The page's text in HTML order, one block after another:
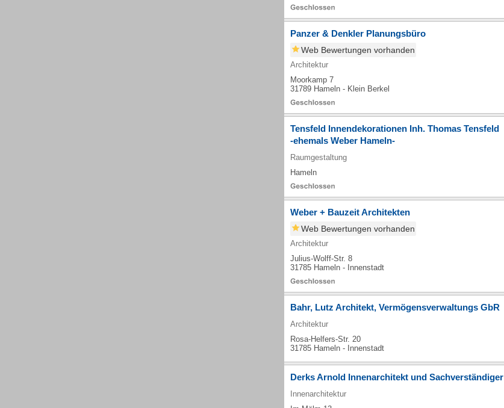
Panzer & Denkler Planungsbüro
Web Bewertungen vorhanden
Architektur
Moorkamp 7
31789 Hameln - Klein Berkel
Tensfeld Innendekorationen Inh. Thomas Tensfeld
-ehemals Weber Hameln-
Raumgestaltung
Hameln
Weber + Bauzeit Architekten
Web Bewertungen vorhanden
Architektur
Julius-Wolff-Str. 8
31785 Hameln - Innenstadt
Bahr, Lutz Architekt, Vermögensverwaltungs GbR
Architektur
Rosa-Helfers-Str. 20
31785 Hameln - Innenstadt
Derks Arnold Innenarchitekt und Sachverständiger
Innenarchitektur